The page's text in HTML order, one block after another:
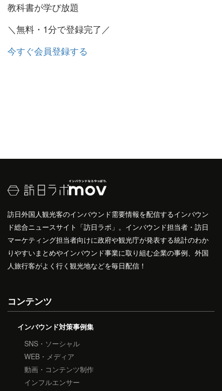
教科書が学び放題
＼無料・1分で登録完了／
今すぐ会員登録する
訪日外国人観光客のインバウンド需要情報を配信するインバウン
ド総合ニュースサイト「訪日ラボ」。インバウンド担当者・訪日
マーケティング担当者向けに政府や観光庁が発表する統計のわか
りやすいまとめやインバウンド事業に取り組む企業の事例、外国
人旅行客がよく行く観光地などを毎日配信！
コンテンツ
インバウンド対策事例集
SNS・ソーシャル
WEB・メディア
動画・コンテンツ制作
インフルエンサー